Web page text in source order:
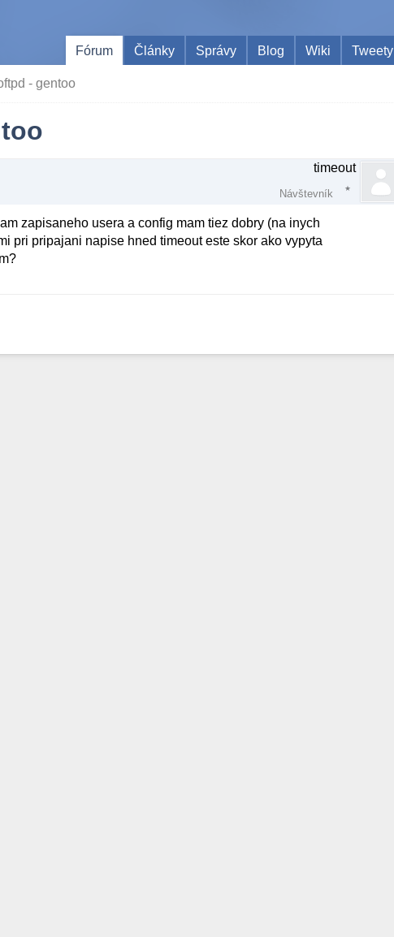
Fórum
Články Správy Blog Wiki Tweety
- gentoo
timeout
Návštevník
zapisaneho usera a config mam tiez dobry (na inych
pri pripajani napise hned timeout este skor ako vypyta